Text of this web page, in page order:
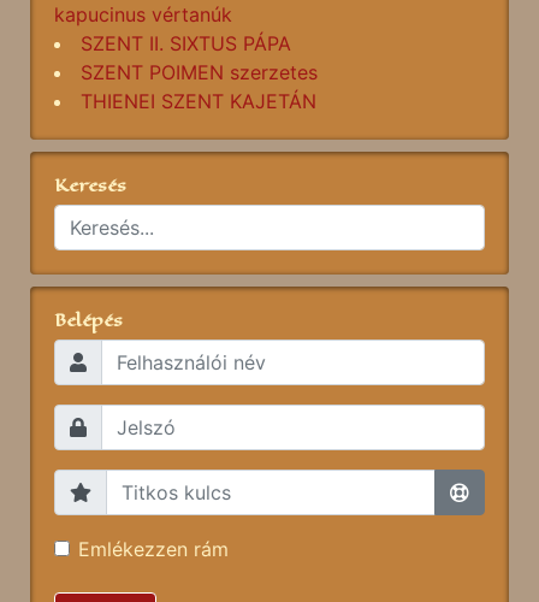
kapucinus vértanúk
SZENT II. SIXTUS PÁPA
SZENT POIMEN szerzetes
THIENEI SZENT KAJETÁN
Keresés
Belépés
Emlékezzen rám